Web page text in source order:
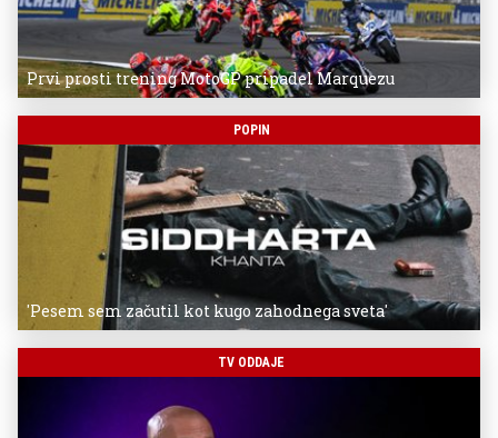
Prvi prosti trening MotoGP pripadel Marquezu
POPIN
'Pesem sem začutil kot kugo zahodnega sveta'
TV ODDAJE